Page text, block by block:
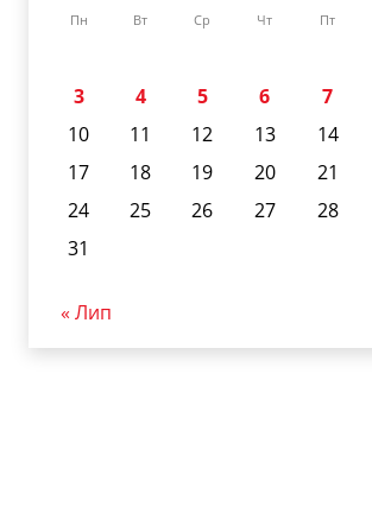
Пн Вт Ср Чт Пт
3
4 5 6 7
10
11 12 13 14
17
18 19 20 21
24
25 26 27 28
31
« Лип